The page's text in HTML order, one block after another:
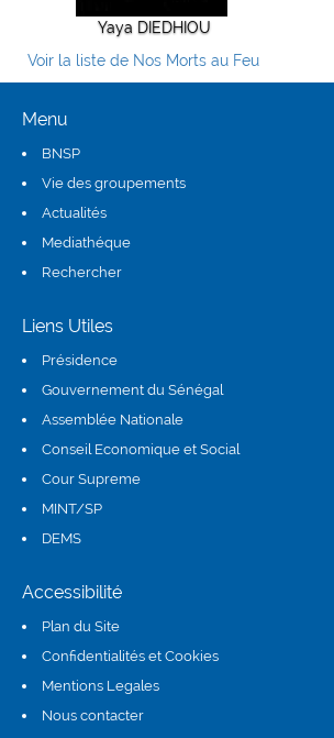
Yaya DIEDHIOU
Voir la liste de Nos Morts au Feu
Menu
BNSP
Vie des groupements
Actualités
Mediathéque
Rechercher
Liens Utiles
Présidence
Gouvernement du Sénégal
Assemblée Nationale
Conseil Economique et Social(link is external)
Cour Supreme
MINT/SP
DEMS
Accessibilité
Plan du Site
Confidentialités et Cookies
Mentions Legales
Nous contacter